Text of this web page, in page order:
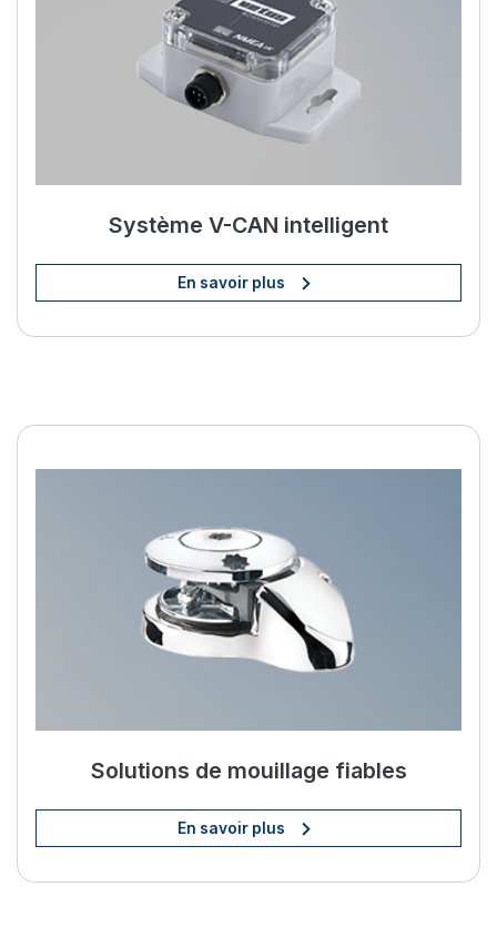
Système V-CAN intelligent
En savoir plus
Améliorez votre vie à bord
Solutions de mouillage fiables
En savoir plus